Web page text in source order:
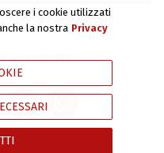
accessibilità
i cookie utilizzati
la nostra Privacy